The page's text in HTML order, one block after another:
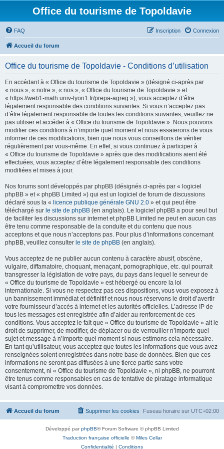
Office du tourisme de Topoldavie
FAQ Connexion
Inscription
Accueil du forum
Office du tourisme de Topoldavie - Conditions d’utilisation
En accédant à « Office du tourisme de Topoldavie » (désigné ci-après par
« nous », « notre », « nos », « Office du tourisme de Topoldavie » et
« https://web1-math.univ-lyon1.fr/prepa-agreg »), vous acceptez d’être
légalement responsable des conditions suivantes. Si vous n’acceptez pas
d’être légalement responsable de toutes les conditions suivantes, veuillez ne
pas utiliser et accéder à « Office du tourisme de Topoldavie ». Nous pouvons
modifier ces conditions à n’importe quel moment et nous essaierons de vous
informer de ces modifications, bien que nous vous conseillons de vérifier
régulièrement par vous-même. En effet, si vous continuez à participer à
« Office du tourisme de Topoldavie » après que des modifications aient été
effectuées, vous acceptez d’être légalement responsable des conditions
modifiées et mises à jour.
Nos forums sont développés par phpBB (désignés ci-après par « logiciel
phpBB » et « phpBB Limited ») qui est un logiciel de forum de discussions
déclaré sous la « licence publique générale GNU 2.0 » et qui peut être
téléchargé sur le site de phpBB (en anglais). Le logiciel phpBB a pour seul but
de faciliter les discussions sur internet et phpBB Limited ne peut en aucun cas
être tenu comme responsable de la conduite et du contenu que nous
acceptons et que nous n’acceptons pas. Pour plus d’informations concernant
phpBB, veuillez consulter le site de phpBB (en anglais).
Vous acceptez de ne publier aucun contenu à caractère abusif, obscène,
vulgaire, diffamatoire, choquant, menaçant, pornographique, etc. qui pourrait
transgresser la législation de votre pays, du pays dans lequel le serveur de
« Office du tourisme de Topoldavie » est hébergé ou encore la loi
internationale. Si vous ne respectez pas ces dispositions, vous vous exposez à
un bannissement immédiat et définitif et nous nous réservons le droit d’avertir
votre fournisseur d’accès à internet et les autorités officielles. L’adresse IP de
tous les messages est enregistrée afin d’aider au renforcement de ces
conditions. Vous acceptez le fait que « Office du tourisme de Topoldavie » ait le
droit de supprimer, de modifier, de déplacer ou de verrouiller n’importe quel
sujet et message à n’importe quel moment si nous estimons cela nécessaire.
En tant qu’utilisateur, vous acceptez que toutes les informations que vous avez
renseignées soient enregistrées dans notre base de données. Bien que ces
informations ne seront pas diffusées à une tierce partie sans votre
consentement, ni « Office du tourisme de Topoldavie », ni phpBB, ne pourront
être tenus comme responsables en cas de tentative de piratage informatique
visant à compromettre vos données.
Accueil du forum Fuseau horaire sur UTC+02:00
Supprimer les cookies
Développé parphpBB® Forum Software © phpBB Limited
Traduction française officielle ©Miles Cellar
Confidentialité | Conditions